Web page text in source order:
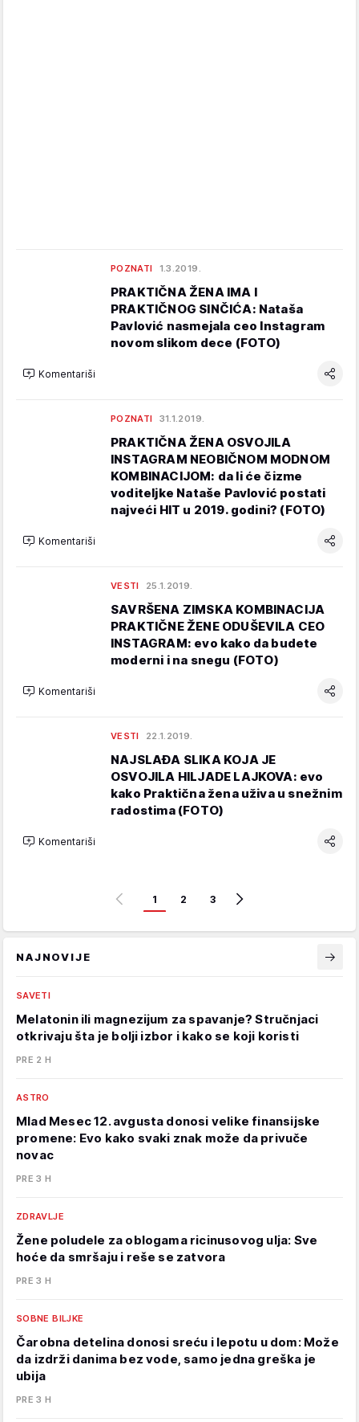
POZNATI 1.3.2019.
PRAKTIČNA ŽENA IMA I
PRAKTIČNOG SINČIĆA: Nataša
Pavlović nasmejala ceo Instagram
novom slikom dece (FOTO)
Komentariši
POZNATI 31.1.2019.
PRAKTIČNA ŽENA OSVOJILA
INSTAGRAM NEOBIČNOM MODNOM
KOMBINACIJOM: da li će čizme
voditeljke Nataše Pavlović postati
najveći HIT u 2019. godini? (FOTO)
Komentariši
VESTI 25.1.2019.
SAVRŠENA ZIMSKA KOMBINACIJA
PRAKTIČNE ŽENE ODUŠEVILA CEO
INSTAGRAM: evo kako da budete
moderni i na snegu (FOTO)
Komentariši
VESTI 22.1.2019.
NAJSLAĐA SLIKA KOJA JE
OSVOJILA HILJADE LAJKOVA: evo
kako Praktična žena uživa u snežnim
radostima (FOTO)
Komentariši
1 2 3
NAJNOVIJE
SAVETI
Melatonin ili magnezijum za spavanje? Stručnjaci
otkrivaju šta je bolji izbor i kako se koji koristi
PRE 2 H
ASTRO
Mlad Mesec 12. avgusta donosi velike finansijske
promene: Evo kako svaki znak može da privuče
novac
PRE 3 H
ZDRAVLJE
Žene poludele za oblogama ricinusovog ulja: Sve
hoće da smršaju i reše se zatvora
PRE 3 H
SOBNE BILJKE
Čarobna detelina donosi sreću i lepotu u dom: Može
da izdrži danima bez vode, samo jedna greška je
ubija
PRE 3 H